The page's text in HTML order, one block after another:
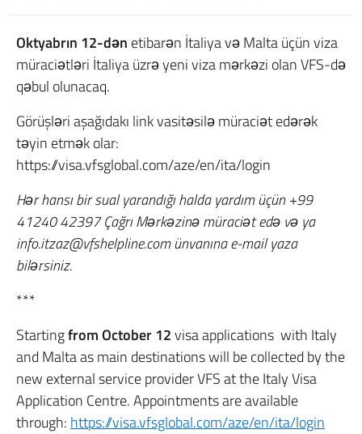
Oktyabrın 12-dən etibarən İtaliya və Malta üçün viza
müraciətləri İtaliya üzrə yeni viza mərkəzi olan VFS-də
qəbul olunacaq.
Görüşləri aşağıdakı link vasitəsilə müraciət edərək
təyin etmək olar:
https://visa.vfsglobal.com/aze/en/ita/login
Hər hansı bir sual yarandığı halda yardım üçün +99
41240 42397 Çağrı Mərkəzinə müraciət edə və ya
info.itzaz@vfshelpline.comünvanına e-mail yaza
bilərsiniz.
***
Startingfrom October 12visa applications with Italy
and Malta as main destinations will be collected by the
new external service provider VFS at the Italy Visa
Application Centre. Appointments are available
through: https://visa.vfsglobal.com/aze/en/ita/login